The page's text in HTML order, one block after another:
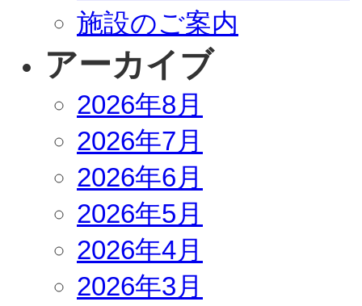
施設のご案内
アーカイブ
2026年8月
2026年7月
2026年6月
2026年5月
2026年4月
2026年3月